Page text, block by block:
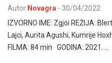
Autor Novagra - 30/04/2022
IZVORNO IME: Zgjoi REŽIJA:
Lajci, Aurita Agushi, Kumrije
FILMA: 84 min GODINA: 2021. …